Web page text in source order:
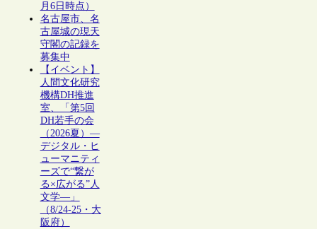
月6日時点）
名古屋市、名
古屋城の現天
守閣の記録を
募集中
【イベント】
人間文化研究
機構DH推進
室、「第5回
DH若手の会
（2026夏）―
デジタル・ヒ
ューマニティ
ーズで“繋が
る×広がる”人
文学―」
（8/24-25・大
阪府）